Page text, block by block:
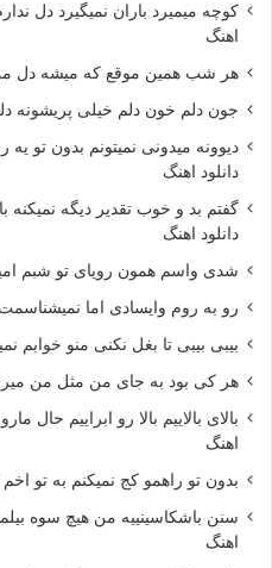
کوچه میمیرد باران نمیگیرد دل
اهنگ
هر شب همین موقع که میشه دل من
جون دلم خون دلم خیلی پریشونه
دیوونه میدونی نمیتونم بدون تو
دانلود اهنگ
گفتم بد و خوب تقدیر دیگه نمیکنه
دانلود اهنگ
شدی واسم همون رویای تو شبم
رو به روم وایسادی اما
بیبی بیبی تا بغل نکنی منو خوابم
هر کی بود به جای من مثل من
بالای بالاییم بالا رو ابراییم حال
اهنگ
بدون تو راهمو کج نمیکنم به تو
سنن باشکاسینییه من هیچ سوه
اهنگ